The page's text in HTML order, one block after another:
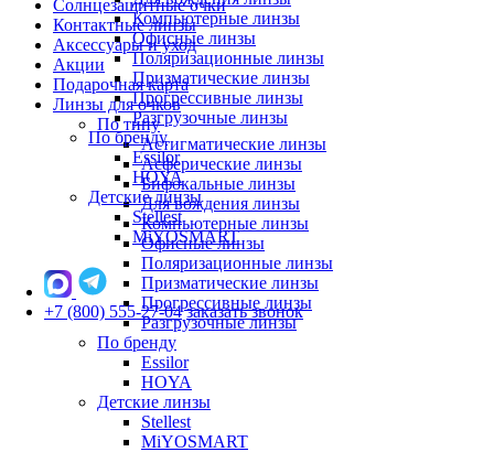
Солнцезащитные очки
Контактные линзы
Аксессуары и уход
Акции
Подарочная карта
Линзы для очков
По типу
Астигматические линзы
Асферические линзы
Бифокальные линзы
Для вождения линзы
Компьютерные линзы
Офисные линзы
Поляризационные линзы
Призматические линзы
Прогрессивные линзы
Разгрузочные линзы
По бренду
Essilor
HOYA
Детские линзы
Stellest
MiYOSMART
Компьютерные линзы
Офисные линзы
Поляризационные линзы
Призматические линзы
Прогрессивные линзы
Разгрузочные линзы
По бренду
Essilor
HOYA
Детские линзы
Stellest
MiYOSMART
+7 (800) 555-27-04 заказать звонок